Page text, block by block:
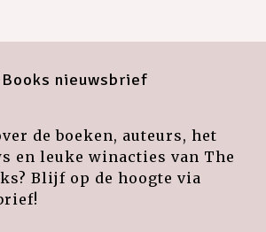
nieuwsbrief
de boeken, auteurs, het
en leuke winacties van The
Blijf op de hoogte via